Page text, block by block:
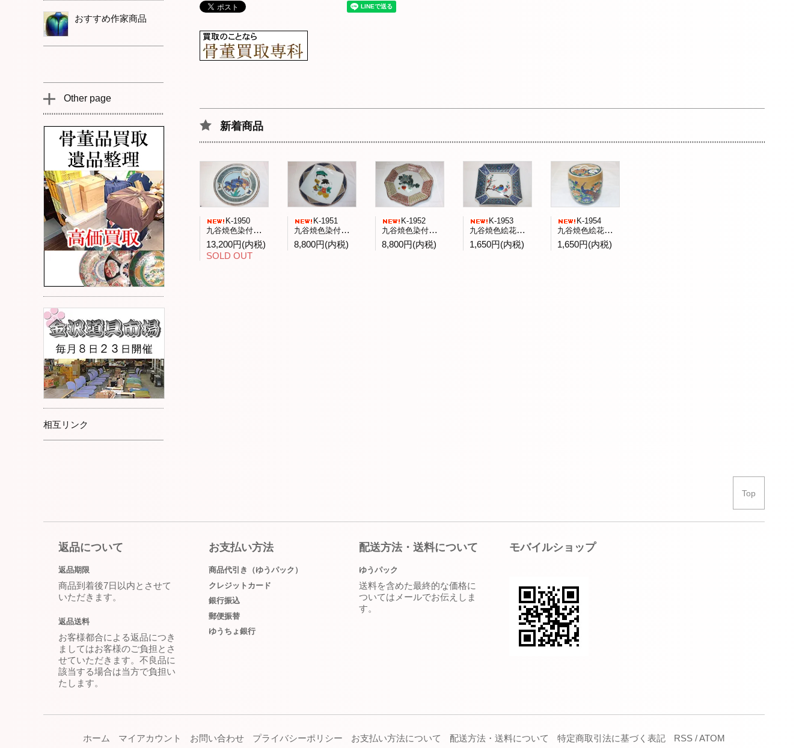
新着商品
K-1950
九谷焼色染付「花と昆虫」飾皿九谷人気作家武腰潤作
13,200円(内税)
SOLD OUT
K-1951
九谷焼色染付童子文飾皿 庄三洞四代日展会友武腰昭一郎作
8,800円(内税)
K-1952
九谷焼色染付蕪文八角台鉢九谷展出品作 一水会森一正作
8,800円(内税)
K-1953
九谷焼色絵花鳥文菓子鉢 九谷青郊窯造
1,650円(内税)
K-1954
九谷焼色絵花鳥文水指全二客バラ売 九谷陶竜窯造
1,650円(内税)
おすすめ作家商品
Other page
相互リンク
Top
返品について
返品期限
商品到着後7日以内とさせて
いただきます。
返品送料
お客様都合による返品につき
ましてはお客様のご負担とさ
せていただきます。不良品に
該当する場合は当方で負担い
たします。
お支払い方法
商品代引き（ゆうパック）
クレジットカード
銀行振込
郵便振替
ゆうちょ銀行
配送方法・送料について
ゆうパック
送料を含めた最終的な価格に
ついてはメールでお伝えしま
す。
モバイルショップ
ホーム マイアカウント お問い合わせ プライバシーポリシー お支払い方法について 配送方法・送料について 特定商取引法に基づく表記 RSS /ATOM